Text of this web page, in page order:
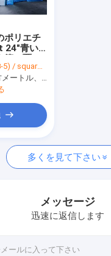
ク シートの保護フィルム
護フィルム
フィールの保護テープ
の保護テープ
ポリエチ
24"青い
square meter
用いる10000平方メートル
多くを見て下さい
メッセージ
迅速に返信します